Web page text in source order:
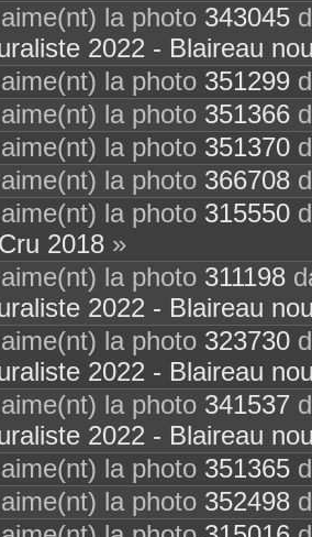
la photo 343045
2022 - Blaireau
la photo 351299
la photo 351366
la photo 351370
la photo 366708
la photo 315550
2018 »
la photo 311198
2022 - Blaireau
la photo 323730
2022 - Blaireau
la photo 341537
2022 - Blaireau
la photo 351365
la photo 352498